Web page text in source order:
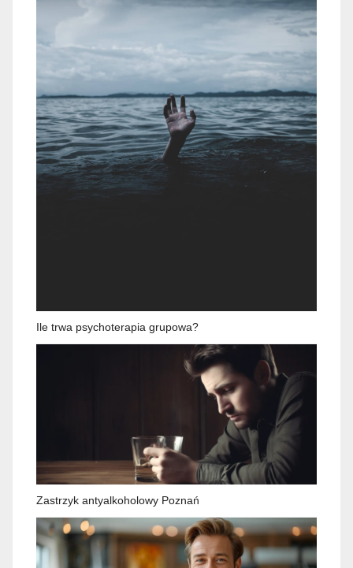
Ile trwa psychoterapia grupowa?
Zastrzyk antyalkoholowy Poznań